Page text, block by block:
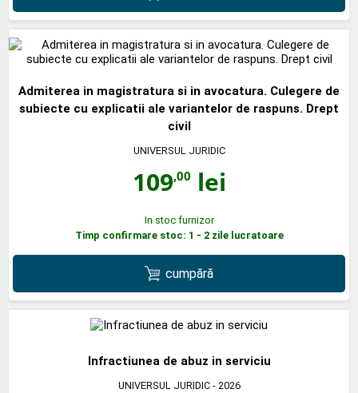
Admiterea in magistratura si in avocatura. Culegere de
subiecte cu explicatii ale variantelor de raspuns. Drept
civil
UNIVERSUL JURIDIC
109,00 lei
In stoc furnizor
Timp confirmare stoc: 1 - 2 zile lucratoare
cumpără
Infractiunea de abuz in serviciu
UNIVERSUL JURIDIC- 2026